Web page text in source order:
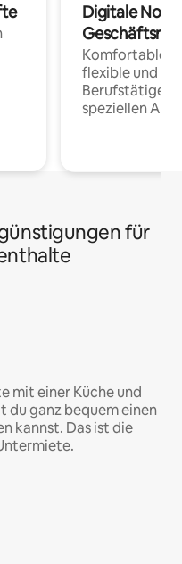
Digitale
Komfortable
flexible und
Berufstätige
speziellen
für
mit einer Küche und
du ganz bequem einen
kannst. Das ist die